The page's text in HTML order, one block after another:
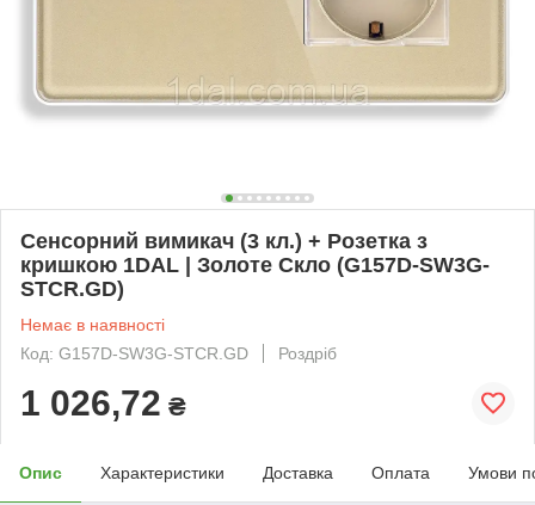
Сенсорний вимикач (3 кл.) + Розетка з
кришкою 1DAL | Золоте Скло (G157D-SW3G-
STCR.GD)
Немає в наявності
Код: G157D-SW3G-STCR.GD
Роздріб
1 026,72 ₴
Опис Характеристики Доставка Оплата Умови